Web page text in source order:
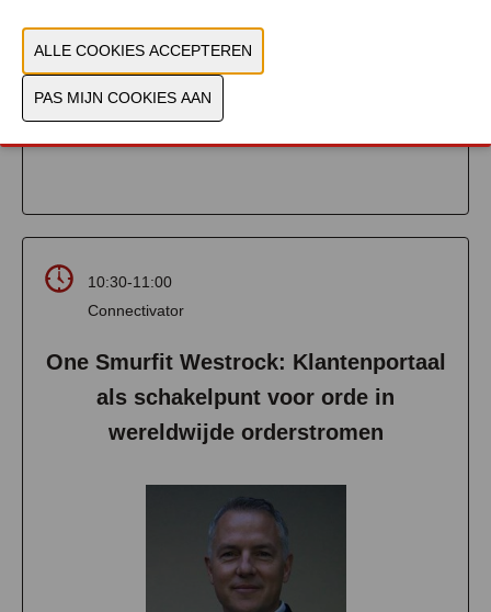
Wim Van Roy
Atlas Copco
MEER INFO
10:30-11:00
Connectivator
One Smurfit Westrock: Klantenportaal
als schakelpunt voor orde in
wereldwijde orderstromen